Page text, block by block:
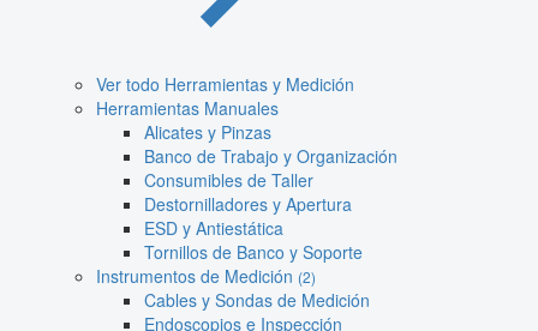
Ver todo Herramientas y Medición
Herramientas Manuales
Alicates y Pinzas
Banco de Trabajo y Organización
Consumibles de Taller
Destornilladores y Apertura
ESD y Antiestática
Tornillos de Banco y Soporte
Instrumentos de Medición (2)
Cables y Sondas de Medición
Endoscopios e Inspección